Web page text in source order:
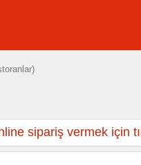
sipariş vermek için